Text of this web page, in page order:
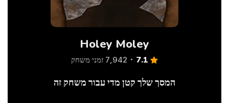
Holey Moley
7.1 7,942 זמני משחק
המסך שלך קטן מדי עבור משחק זה